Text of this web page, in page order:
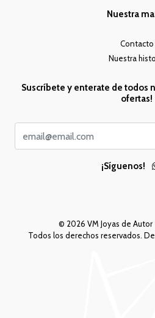
Nuestra
Contacto
Nuestra
Suscríbete y enterate de todos
ofertas!
¡Síguenos!
© 2026 VM Joyas de
Todos los derechos reservados.